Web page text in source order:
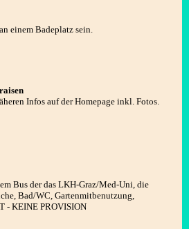
einem Badeplatz sein.
Infos auf der Homepage inkl. Fotos.
Bus der das LKH-Graz/Med-Uni, die
Bad/WC, Gartenmitbenutzung,
- KEINE PROVISION